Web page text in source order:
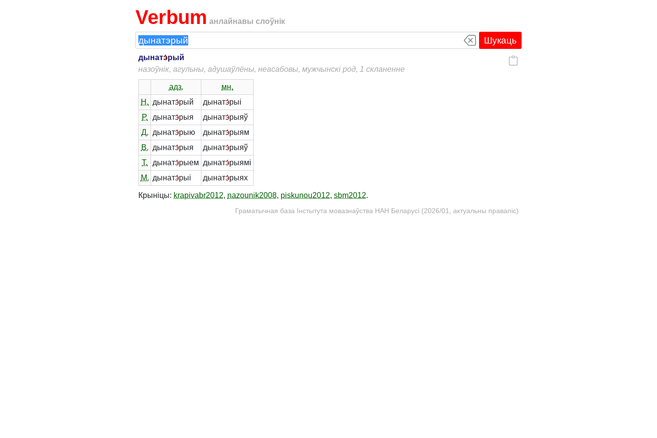
Verbum анлайнавы слоўнік
Шукаць
дынатэ́рый
назоўнік, агульны, адушаўлёны, неасабовы, мужчынскі род, 1 скланенне
адз.
мн.
Н. дынатэ́рый дынатэ́рыі
Р.
дынатэ́рыя дынатэ́рыяў
Д. дынатэ́рыю дынатэ́рыям
В. дынатэ́рыя дынатэ́рыяў
Т.
дынатэ́рыем дынатэ́рыямі
М. дынатэ́рыі дынатэ́рыях
Крыніцы: krapivabr2012, nazounik2008, piskunou2012, sbm2012.
Граматычная база Інстытута мовазнаўства НАН Беларусі (2026/01, актуальны правапіс)